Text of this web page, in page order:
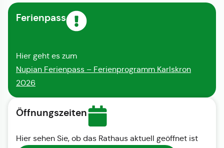
Ferienpass
Hier geht es zum
Nupian Ferienpass – Ferienprogramm Karlskron
2026
Öffnungszeiten
Hier sehen Sie, ob das Rathaus aktuell geöffnet ist